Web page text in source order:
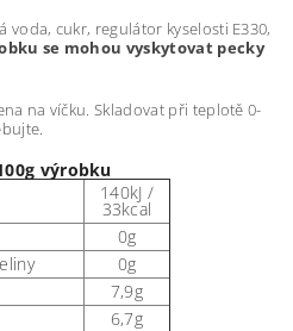
voda, cukr, regulátor kyselosti E330,
se mohou vyskytovat pecky
na víčku. Skladovat při teplotě 0-
výrobku
140kJ /
33kcal
0g
0g
7,9g
6,7g